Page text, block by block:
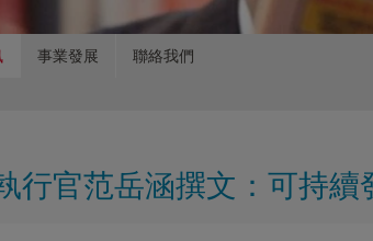
事業發展 聯絡我們
行官范岳涵撰文：可持